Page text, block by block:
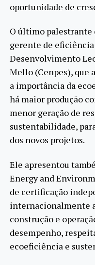
oportunidade de
O último palestrante
gerente de eficiência
Desenvolvimento
Mello (Cenpes), que
a importância da
há maior produção
menor geração de
sustentabilidade,
dos novos projetos.
Ele apresentou
Energy and
de certificação
internacionalmente
construção e
desempenho,
ecoeficiência e